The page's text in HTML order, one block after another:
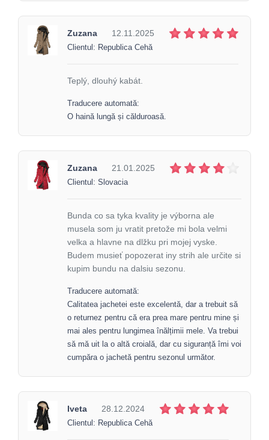
Zuzana 12.11.2025
Clientul: Republica Cehă
Teplý, dlouhý kabát.
Traducere automată:
O haină lungă și călduroasă.
Zuzana 21.01.2025
Clientul: Slovacia
Bunda co sa tyka kvality je výborna ale
musela som ju vratit pretože mi bola velmi
velka a hlavne na dlžku pri mojej vyske.
Budem musieť popozerat iny strih ale určite si
kupim bundu na dalsiu sezonu.
Traducere automată:
Calitatea jachetei este excelentă, dar a trebuit să
o returnez pentru că era prea mare pentru mine și
mai ales pentru lungimea înălțimii mele. Va trebui
să mă uit la o altă croială, dar cu siguranță îmi voi
cumpăra o jachetă pentru sezonul următor.
Iveta 28.12.2024
Clientul: Republica Cehă